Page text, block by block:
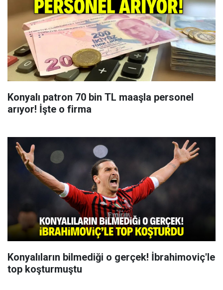
Konyalı patron 70 bin TL maaşla personel
arıyor! İşte o firma
Konyalıların bilmediği o gerçek! İbrahimoviç'le
top koşturmuştu